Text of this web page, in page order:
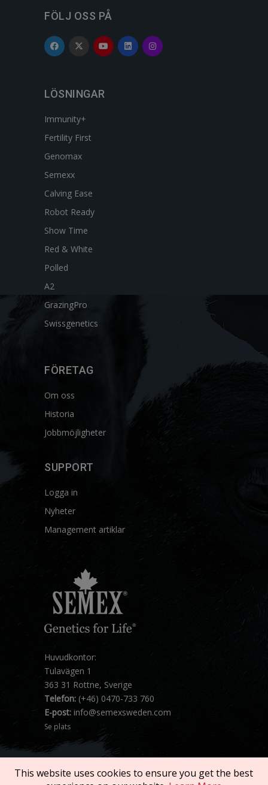
FÖLJ OSS PÅ
LÖSNINGAR
Immunity+
Fertility First
Genomax
Semexx
Calving Ease
Robot Ready
Show Time
Red & White
Polled
A2
GrazingPro
Swissgenetics
FÖRETAG
Om oss
Historia
Jobbmöjligheter
SUPPORT
Logga in
Nyheter
Management artiklar
Huvudkontor:
Tulavägen 1
363 31 Rottne, Sverige
Telefon: (+46) 0470-733 760
E-post: info@semexsweden.com
Se plats
This website uses cookies to ensure you get the best